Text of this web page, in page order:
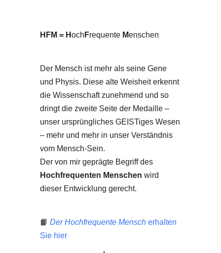
HFM = Hoch Frequente Menschen
Der Mensch ist mehr als seine Gene
und Physis. Diese alte Weisheit erkennt
die Wissenschaft zunehmend und so
dringt die zweite Seite der Medaille –
unser ursprüngliches GEISTiges Wesen
– mehr und mehr in unser Verständnis
vom Mensch-Sein.
Der von mir geprägte Begriff des
Hochfrequenten Menschen wird
dieser Entwicklung gerecht.
📙 Der Hochfrequente Menscherhalten
Sie hier